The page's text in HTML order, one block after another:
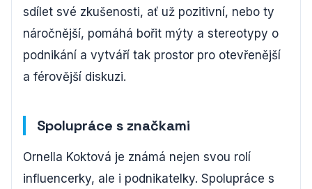
sdílet své zkušenosti, ať už pozitivní, nebo ty
náročnější, pomáhá bořit mýty a stereotypy o
podnikání a vytváří tak prostor pro otevřenější
a férovější diskuzi.
Spolupráce s značkami
Ornella Koktová je známá nejen svou rolí
influencerky, ale i podnikatelky. Spolupráce s